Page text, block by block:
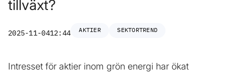
tillväxt?
2025-11-0412:44 AKTIER SEKTORTREND
Intresset för aktier inom grön energi har ökat